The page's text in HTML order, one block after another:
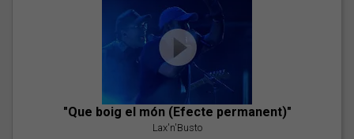
"Que boig el món (Efecte permanent)"
Lax'n'Busto